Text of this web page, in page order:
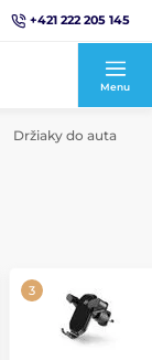
+421 222 205 145
Menu
Držiaky do auta